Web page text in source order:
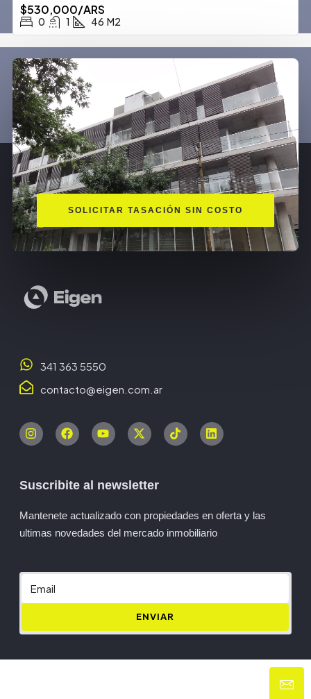
$530,000/ARS
0 1 46 M2
SOLICITAR TASACIÓN SIN COSTO
341 363 5550
contacto@eigen.com.ar
Suscribite al newsletter
Mantenete actualizado con propiedades en oferta y las
ultimas novedades del mercado inmobiliario
ENVIAR